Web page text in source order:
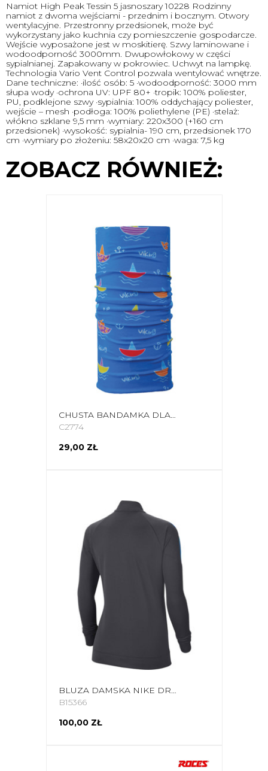
Namiot High Peak Tessin 5 jasnoszary 10228 Rodzinny
namiot z dwoma wejściami - przednim i bocznym. Otwory
wentylacyjne. Przestronny przedsionek, może być
wykorzystany jako kuchnia czy pomieszczenie gospodarcze.
Wejście wyposażone jest w moskitierę. Szwy laminowane i
wodoodporność 3000mm. Dwupowłokowy w części
sypialnianej. Zapakowany w pokrowiec. Uchwyt na lampkę.
Technologia Vario Vent Control pozwala wentylować wnętrze.
Dane techniczne: ·ilość osób: 5 ·wodoodporność: 3000 mm
słupa wody ·ochrona UV: UPF 80+ ·tropik: 100% poliester,
PU, podklejone szwy ·sypialnia: 100% oddychający poliester,
wejście – mesh ·podłoga: 100% poliethylene (PE) ·stelaż:
włókno szklane 9,5 mm ·wymiary: 220x300 (+160 cm
przedsionek) ·wysokość: sypialnia- 190 cm, przedsionek 170
cm ·wymiary po złożeniu: 58x20x20 cm ·waga: 7,5 kg
ZOBACZ RÓWNIEŻ:
CHUSTA BANDAMKA DLA DZIECI VIKING 450-20-4589-15
C2774
29,00 ZŁ
BLUZA DAMSKA NIKE DRY ACADEMY PRO SZARO-NIEBIESKA BV6932 060
B15366
100,00 ZŁ